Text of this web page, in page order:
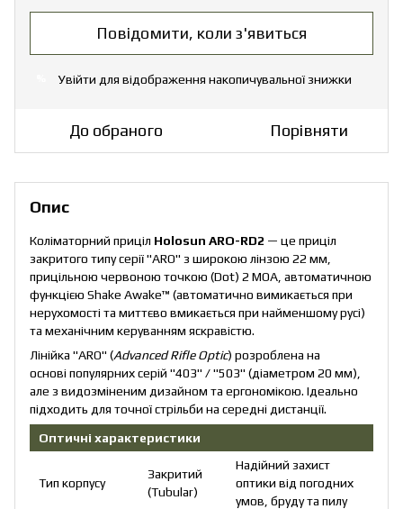
Повідомити, коли з'явиться
Увійти для відображення накопичувальної знижки
До обраного Порівняти
Опис
Коліматорний приціл Holosun ARO-RD2 — це приціл
закритого типу серії "ARO" з широкою лінзою 22 мм,
прицільною червоною точкою (Dot) 2 МОА, автоматичною
функцією Shake Awake™ (автоматично вимикається при
нерухомості та миттєво вмикається при найменшому русі)
та механічним керуванням яскравістю.
Лінійка "ARO" (Advanced Rifle Optic) розроблена на
основі популярних серій "403" / "503" (діаметром 20 мм),
але з видозміненим дизайном та ергономікою. Ідеально
підходить для точної стрільби на середні дистанції.
Оптичні характеристики
Тип корпусу
Закритий
(Tubular)
Надійний захист
оптики від погодних
умов, бруду та пилу